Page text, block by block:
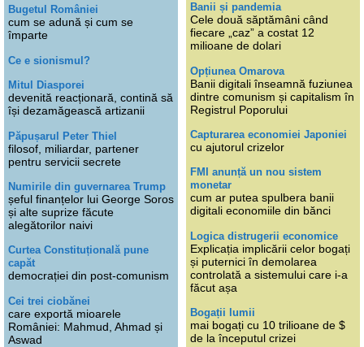
Bugetul României
cum se adună și cum se
împarte
Ce e sionismul?
Mitul Diasporei
devenită reacționară, contină să
își dezamăgească artizanii
Păpușarul Peter Thiel
filosof, miliardar, partener
pentru servicii secrete
Numirile din guvernarea Trump
șeful finanțelor lui George Soros
și alte suprize făcute
alegătorilor naivi
Curtea Constituțională pune
capăt
democrației din post-comunism
Cei trei ciobănei
care exportă mioarele
României: Mahmud, Ahmad și
Aswad
Banii și pandemia
Cele două săptămâni când
fiecare „caz” a costat 12
milioane de dolari
Opțiunea Omarova
Banii digitali înseamnă fuziunea
dintre comunism și capitalism în
Registrul Poporului
Capturarea economiei Japoniei
cu ajutorul crizelor
FMI anunță un nou sistem
monetar
cum ar putea spulbera banii
digitali economiile din bănci
Logica distrugerii economice
Explicația implicării celor bogați
și puternici în demolarea
controlată a sistemului care i-a
făcut așa
Bogații lumii
mai bogați cu 10 trilioane de $
de la începutul crizei